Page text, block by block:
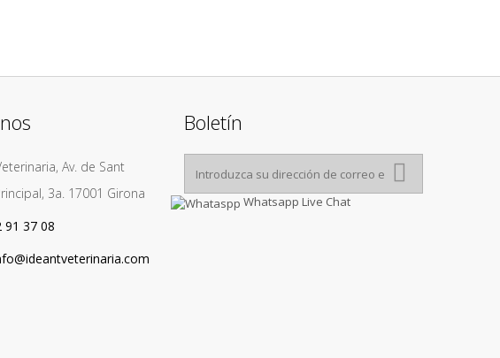
Av. de Sant
3a. 17001 Girona
91 37 08
Boletín
Whatsapp Live Chat